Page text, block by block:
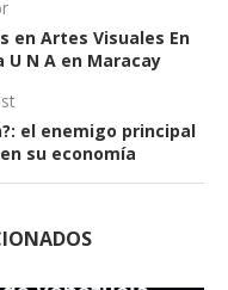
en Artes Visuales En
U N A en Maracay
el enemigo principal
su economía